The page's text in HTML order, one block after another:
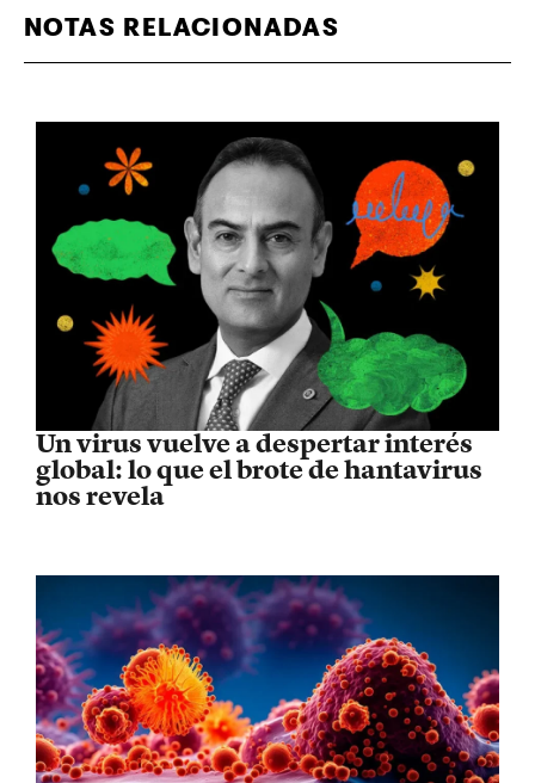
NOTAS RELACIONADAS
Un virus vuelve a despertar interés
global: lo que el brote de hantavirus
nos revela